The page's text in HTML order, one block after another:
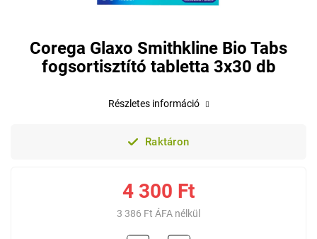
Corega Glaxo Smithkline Bio Tabs
fogsortisztító tabletta 3x30 db
Raktáron
4 300 Ft
3 386 Ft ÁFA nélkül
Részletes információ